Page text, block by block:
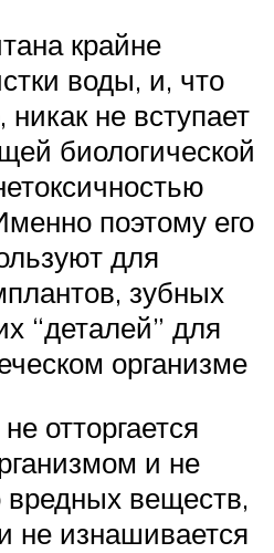
крайне
воды, и, что
не вступает
биологической
поэтому его
для
зубных
“деталей” для
организме
отторгается
и не
вредных веществ,
не изнашивается